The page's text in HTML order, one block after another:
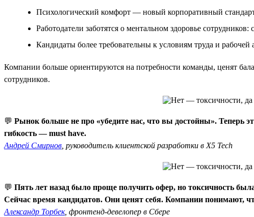
Психологический комфорт — новый корпоративный
Работодатели заботятся о ментальном здоровье
Кандидаты более требовательны к условиям труда и рабочей
Компании больше ориентируются на потребности команды, ценят
сотрудников.
💬 Рынок больше не про «убедите нас, что вы достойны». Теперь
гибкость — must have.
Андрей Смирнов , руководитель клиентской разработки в X5 Tech
💬 Пять лет назад было проще получить офер, но токсичность
Сейчас время кандидатов. Они ценят себя. Компании понимают,
Александр Торбек, фронтенд-девелопер в Сбере